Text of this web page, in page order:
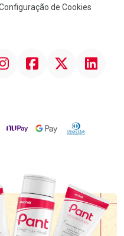
de Cookies
Facebook Linkedin
NuPay Google PayDiners Club